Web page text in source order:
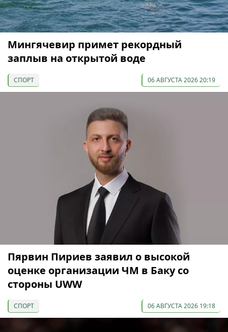
Мингячевир примет рекордный
заплыв на открытой воде
СПОРТ 06 АВГУСТА 2026 20:19
Пярвин Пириев заявил о высокой
оценке организации ЧМ в Баку со
стороны UWW
СПОРТ 06 АВГУСТА 2026 19:18